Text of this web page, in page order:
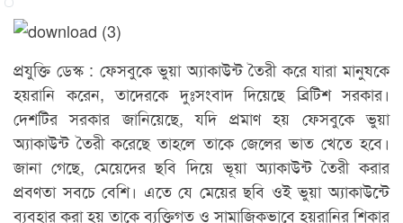
প্রযুক্তি ডেস্ক : ফেসবুকে ভুয়া অ্যাকাউন্ট তৈরী করে যারা মানুষকে
হয়রানি করেন, তাদেরকে দুঃসংবাদ দিয়েছে ব্রিটিশ সরকার।
দেশটির সরকার জানিয়েছে, যদি প্রমাণ হয় ফেসবুকে ভুয়া
অ্যাকাউন্ট তৈরী করেছে তাহলে তাকে জেলের ভাত খেতে হবে।
জানা গেছে, মেয়েদের ছবি দিয়ে ভূয়া অ্যাকাউন্ট তৈরী করার
প্রবণতা সবচে বেশি। এতে যে মেয়ের ছবি ওই ভুয়া অ্যাকাউন্টে
ব্যবহার করা হয় তাকে ব্যক্তিগত ও সামাজিকভাবে হয়রানির শিকার